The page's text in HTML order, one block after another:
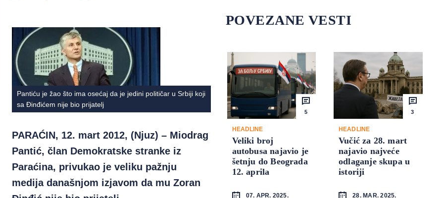
Pantiću je žao što ima osećaj da je jedini političar u Srbiji koji
sa Đinđićem nije bio prijatelj
PARAĆIN, 12. mart 2012, (Njuz) – Miodrag
Pantić, član Demokratske stranke iz
Paraćina, privukao je veliku pažnju
medija današnjom izjavom da mu Zoran
POVEZANE VESTI
5
HEADLINE
Veliki broj
autobusa najavio je
šetnju do Beograda
12. aprila
07. APR. 2025.
3
HEADLINE
Vučić za 28. mart
najavio najveće
odlaganje skupa u
istoriji
28. MAR. 2025.